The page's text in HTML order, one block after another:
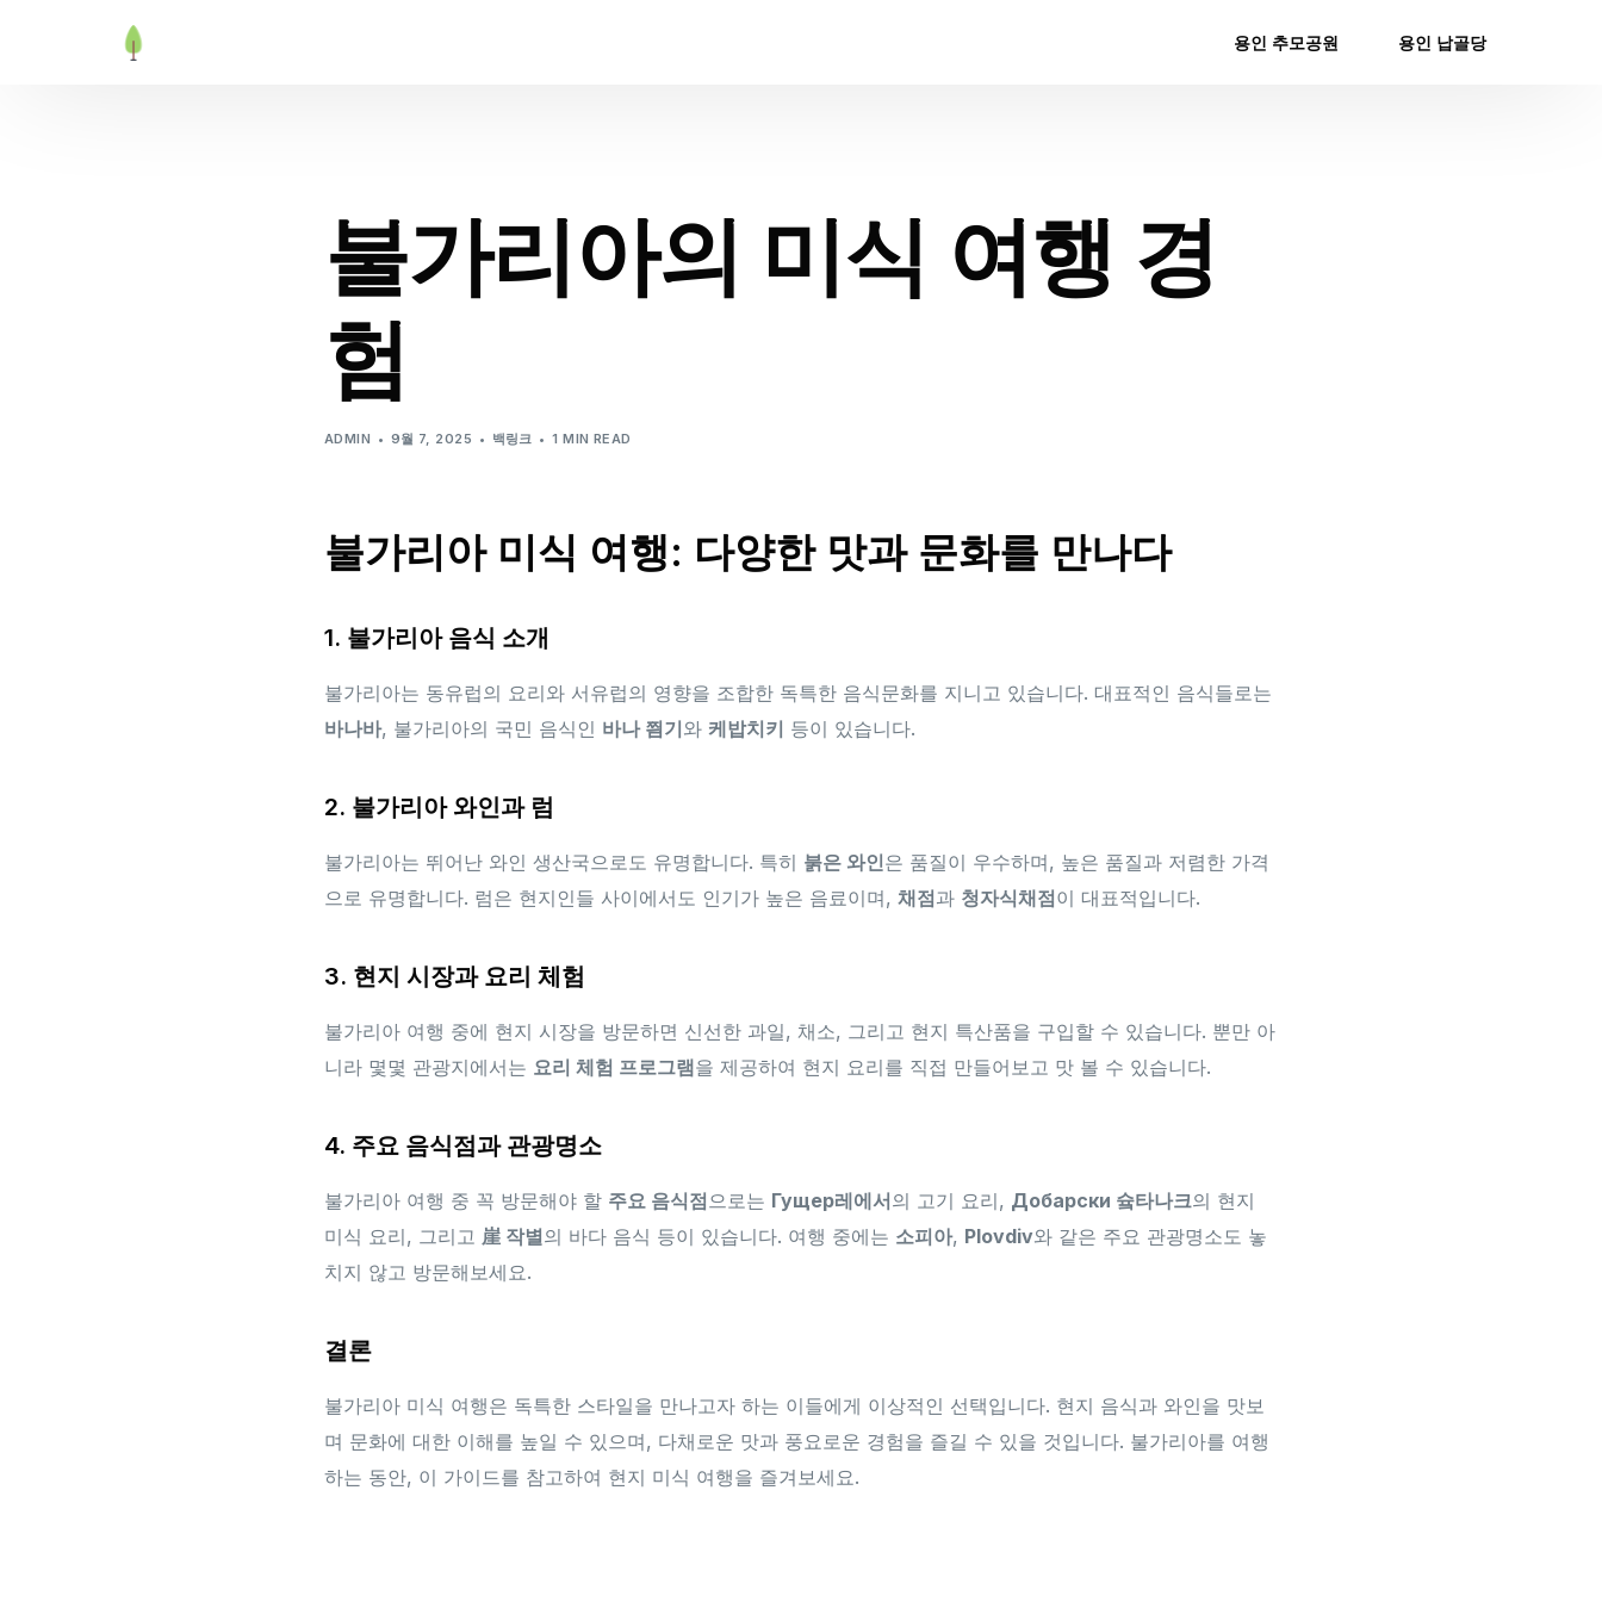
용인 추모공원 용인 납골당
불가리아의 미식 여행 경
험
ADMIN 9월 7, 2025 백링크 1 MIN READ
불가리아 미식 여행: 다양한 맛과 문화를 만나다
1. 불가리아 음식 소개
불가리아는 동유럽의 요리와 서유럽의 영향을 조합한 독특한 음식문화를 지니고 있습니다. 대표적인 음식들로는
바나바, 불가리아의 국민 음식인 바나 찀기와 케밥치키 등이 있습니다.
2. 불가리아 와인과 럼
불가리아는 뛰어난 와인 생산국으로도 유명합니다. 특히 붉은 와인은 품질이 우수하며, 높은 품질과 저렴한 가격
으로 유명합니다. 럼은 현지인들 사이에서도 인기가 높은 음료이며, 채점과 청자식채점이 대표적입니다.
3. 현지 시장과 요리 체험
불가리아 여행 중에 현지 시장을 방문하면 신선한 과일, 채소, 그리고 현지 특산품을 구입할 수 있습니다. 뿐만 아
니라 몇몇 관광지에서는 요리 체험 프로그램을 제공하여 현지 요리를 직접 만들어보고 맛 볼 수 있습니다.
4. 주요 음식점과 관광명소
불가리아 여행 중 꼭 방문해야 할 주요 음식점으로는 Гущер레에서의 고기 요리, Добарски 슠타나크의 현지
미식 요리, 그리고 崖 작별의 바다 음식 등이 있습니다. 여행 중에는 소피아, Plovdiv와 같은 주요 관광명소도 놓
치지 않고 방문해보세요.
결론
불가리아 미식 여행은 독특한 스타일을 만나고자 하는 이들에게 이상적인 선택입니다. 현지 음식과 와인을 맛보
며 문화에 대한 이해를 높일 수 있으며, 다채로운 맛과 풍요로운 경험을 즐길 수 있을 것입니다. 불가리아를 여행
하는 동안, 이 가이드를 참고하여 현지 미식 여행을 즐겨보세요.